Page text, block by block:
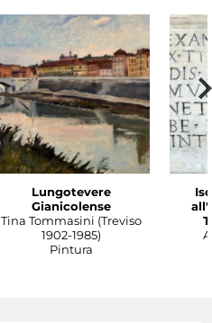
Lungotevere
Gianicolense
Tina Tommasini (Treviso
1902-1985)
Pintura